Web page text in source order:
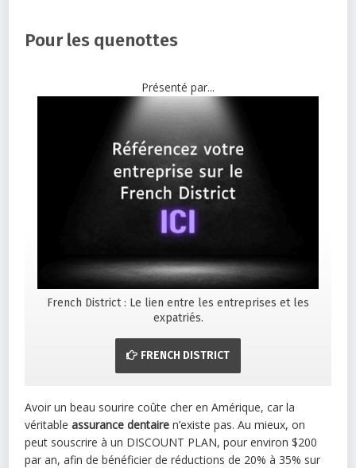
Pour les quenottes
Présenté par...
French District : Le lien entre les entreprises et les
expatriés.
FRENCH DISTRICT
Avoir un beau sourire coûte cher en Amérique, car la
véritableassurance dentaire n’existe pas. Au mieux, on
peut souscrire à un DISCOUNT PLAN, pour environ $200
par an, afin de bénéficier de réductions de 20% à 35% sur